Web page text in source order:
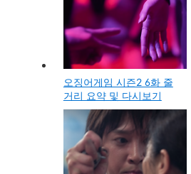
오징어게임 시즌2 6화 줄
거리 요약 및 다시보기